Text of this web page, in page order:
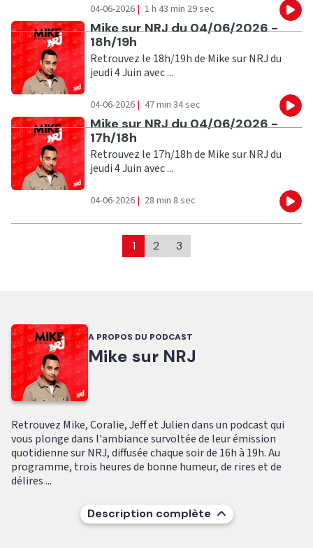
04-06-2026 | 1 h 43 min 29 sec
Ecouter
Mike sur NRJ du 04/06/2026 -
18h/19h
Retrouvez le 18h/19h de Mike sur NRJ du
jeudi 4 Juin avec ...
04-06-2026 | 47 min 34 sec
Ecouter
Mike sur NRJ du 04/06/2026 -
17h/18h
Retrouvez le 17h/18h de Mike sur NRJ du
jeudi 4 Juin avec ...
04-06-2026 | 28 min 8 sec
1 2 3
A PROPOS DU PODCAST
Mike sur NRJ
Retrouvez Mike, Coralie, Jeff et Julien dans un podcast qui
vous plonge dans l'ambiance survoltée de leur émission
quotidienne sur NRJ, diffusée chaque soir de 16h à 19h. Au
programme, trois heures de bonne humeur, de rires et de
délires ...
Description complète